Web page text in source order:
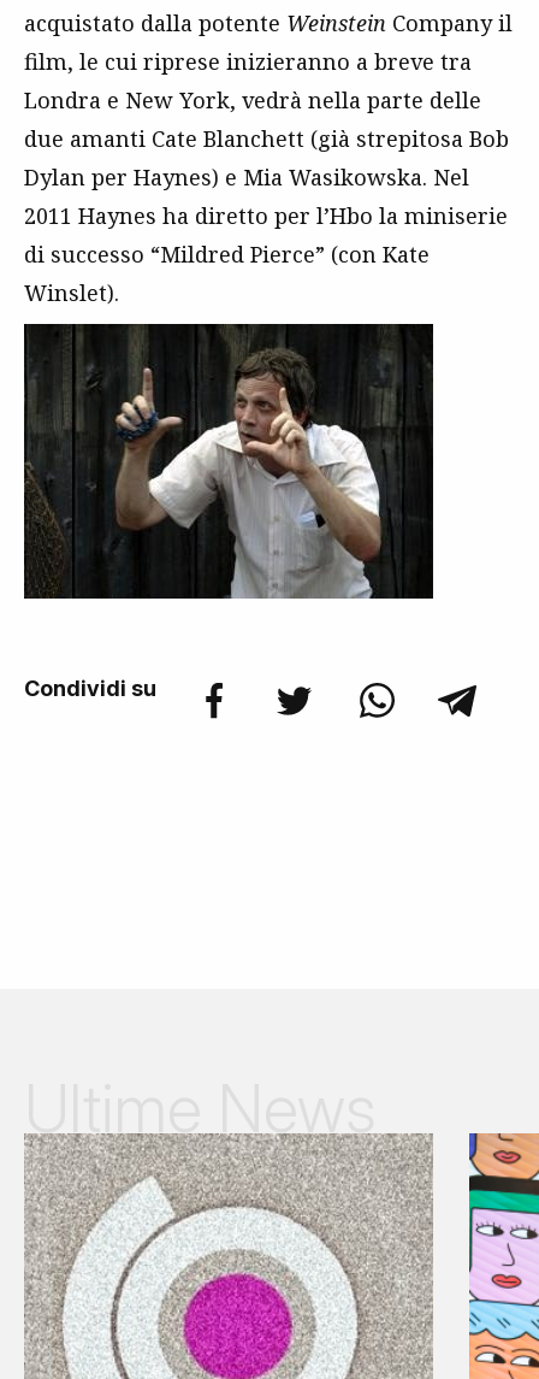
acquistato dalla potente Weinstein Company il
film, le cui riprese inizieranno a breve tra
Londra e New York, vedrà nella parte delle
due amanti Cate Blanchett (già strepitosa Bob
Dylan per Haynes) e Mia Wasikowska. Nel
2011 Haynes ha diretto per l’Hbo la miniserie
di successo “Mildred Pierce” (con Kate
Winslet).
Condividi su